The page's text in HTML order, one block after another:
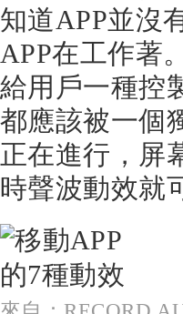
知道APP並沒
APP在工作著
給用戶一種控
都應該被一個
正在進行，屏
時聲波動效就